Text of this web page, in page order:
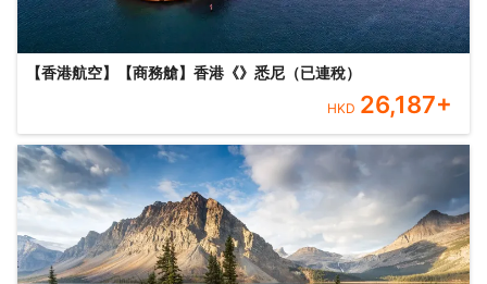
【香港航空】【商務艙】香港《》悉尼（已連稅）
HKD 26,187+